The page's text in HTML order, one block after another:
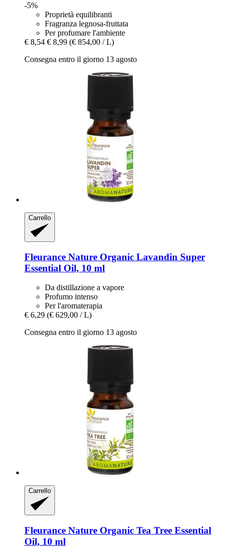
-5%
Proprietà equilibranti
Fragranza legnosa-fruttata
Per profumare l'ambiente
€ 8,54 € 8,99 (€ 854,00 / L)
Consegna entro il giorno 13 agosto
Carrello
Fleurance Nature Organic Lavandin Super
Essential Oil, 10 ml
Da distillazione a vapore
Profumo intenso
Per l'aromaterapia
€ 6,29 (€ 629,00 / L)
Consegna entro il giorno 13 agosto
Carrello
Fleurance Nature Organic Tea Tree Essential
Oil, 10 ml